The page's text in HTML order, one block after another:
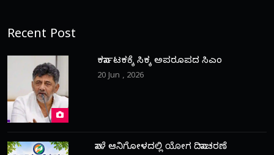
Recent Post
ಕರ್ನಾಟಕಕ್ಕೆ ಸಿಕ್ಕ ಅಪರೂಪದ ಸಿಎಂ
20 Jun , 2026
ನಾಳೆ ಆನಿಗೋಳದಲ್ಲಿ ಯೋಗ ದಿನಾಚರಣೆ